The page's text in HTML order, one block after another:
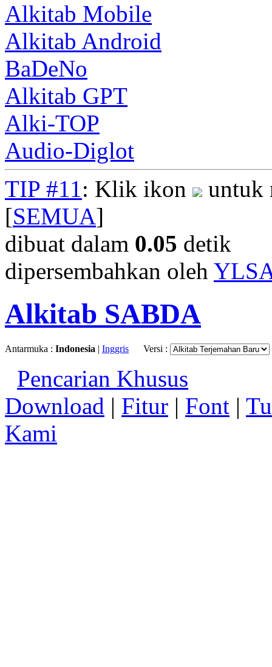
Alkitab Mobile
Alkitab Android
BaDeNo
Alkitab GPT
Alki-TOP
Audio-Diglot
TIP #11: Klik ikon
untuk
[SEMUA]
dibuat dalam 0.05 detik
dipersembahkan oleh
Alkitab SABDA
Antarmuka : Indonesia | Inggris Versi :
Pencarian Khusus
Download | Fitur | Font |
Kami